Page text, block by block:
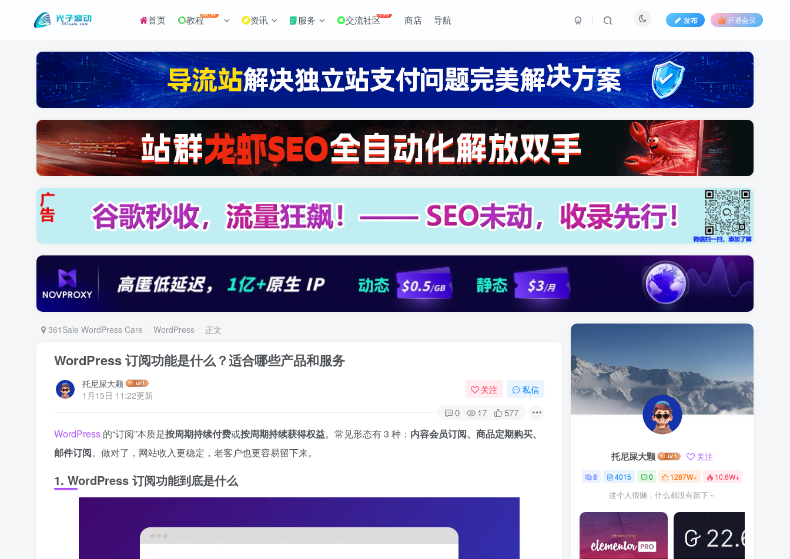
首页 教程NEW 资讯 服务 交流社区+99 商店 导航 发布 开通会员
361Sale WordPress Care WordPress 正文
WordPress 订阅功能是什么？适合哪些产品和服务
托尼屎大颗
1月15日 11:22更新
关注 私信
0 17 577
WordPress 的“订阅”本质是按周期持续付费或按周期持续获得权益。常见形态有 3 种： 内容会员订阅、商品定期购买、
邮件订阅。做对了，网站收入更稳定，老客户也更容易留下来。
1. WordPress 订阅功能到底是什么
托尼屎大颗 关注
8 4015 0 1287W+ 10.6W+
这个人很懒，什么都没有留下～